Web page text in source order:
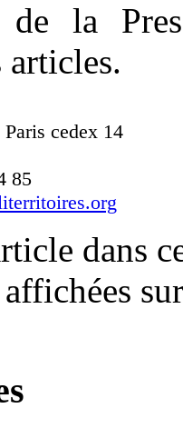
de la
articles.
cedex 14
85
dans